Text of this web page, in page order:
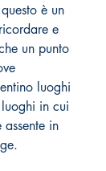
è un
e
un punto
luoghi
in cui
in